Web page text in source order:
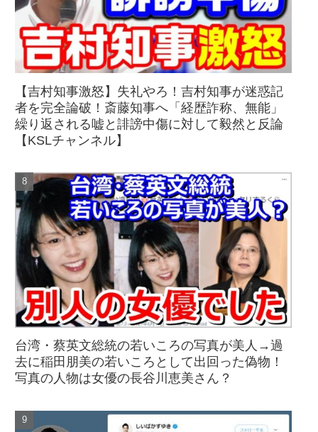
【吉村知事激怒】失礼やろ！吉村知事が迷惑記
者を完全論破！斎藤知事へ「経歴詐称、無能」
繰り返される嘘と誹謗中傷に対して毅然と反論
【KSLチャンネル】
台湾・蔡英文総統の若いころの写真が美人→過
去に稲田朋美の若いころとして出回った偽物！
写真の人物は女優の長谷川恵美さん？